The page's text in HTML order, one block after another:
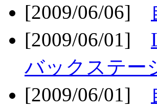
[2009/06/06]
[2009/06/01]
バックステー
[2009/06/01]